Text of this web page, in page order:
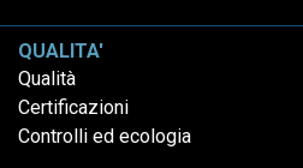
QUALITA'
Qualità
Certificazioni
Controlli ed ecologia